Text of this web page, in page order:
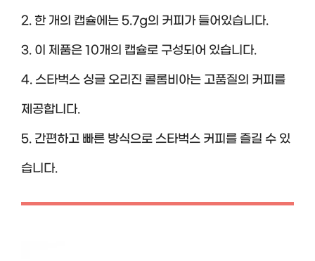
2. 한 개의 캡슐에는 5.7g의 커피가 들어있습니다.
3. 이 제품은 10개의 캡슐로 구성되어 있습니다.
4. 스타벅스 싱글 오리진 콜롬비아는 고품질의 커피를
제공합니다.
5. 간편하고 빠른 방식으로 스타벅스 커피를 즐길 수 있
습니다.